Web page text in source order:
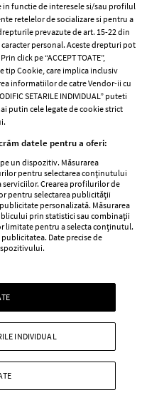
s-a stins
ani
generații întregi cu
Heart și Holding Out
de ani, după o
grave probleme de
functie de interesele si/sau profilul
retelelor de socializare si pentru a
prevazute de art. 15-22 din
personal. Aceste drepturi pot
Prin click pe “ACCEPT TOATE”,
tip Cookie, care implica inclusiv
informatiilor de catre Vendor-ii cu
SETARILE INDIVIDUAL” puteti
putin cele legate de cookie strict
datele pentru a oferi:
un dispozitiv. Măsurarea
pentru selectarea conținutului
Crearea profilurilor de
pentru selectarea publicității
personalizată. Măsurarea
prin statistici sau combinații
limitate pentru a selecta conținutul.
Date precise de
INDIVIDUAL